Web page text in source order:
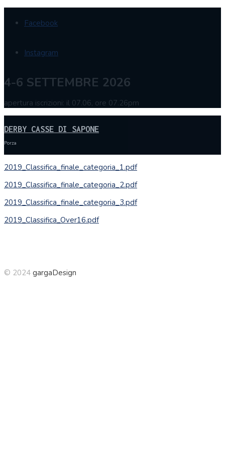
Facebook
Instagram
4-6 SETTEMBRE 2026
apertura iscrizioni: il 07.06, ore 07.26pm
DERBY CASSE DI SAPONE
Porza
2019_Classifica_finale_categoria_1.pdf
2019_Classifica_finale_categoria_2.pdf
2019_Classifica_finale_categoria_3.pdf
2019_Classifica_Over16.pdf
© 2024 gargaDesign